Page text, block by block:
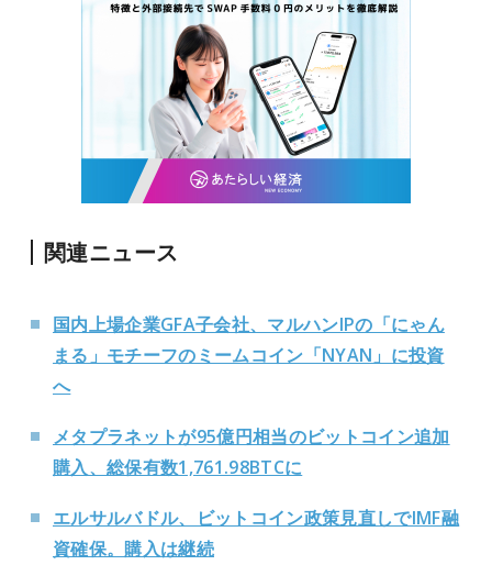
関連ニュース
国内上場企業GFA子会社、マルハンIPの「にゃん
まる」モチーフのミームコイン「NYAN」に投資
へ
メタプラネットが95億円相当のビットコイン追加
購入、総保有数1,761.98BTCに
エルサルバドル、ビットコイン政策見直しでIMF融
資確保。購入は継続